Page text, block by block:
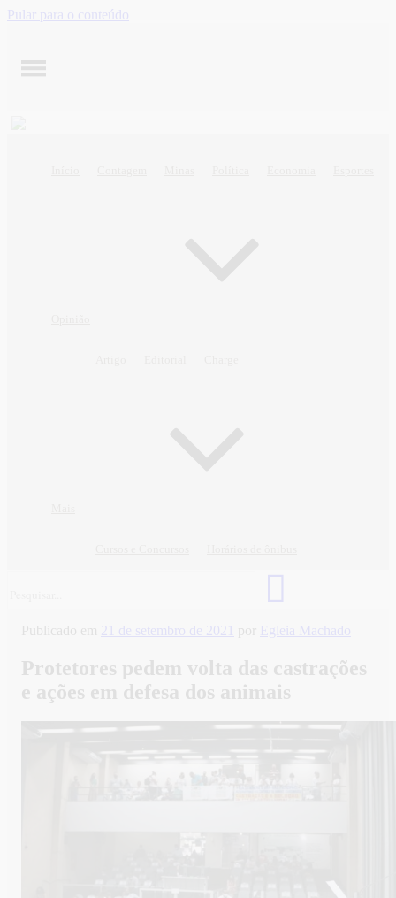
Pular para o conteúdo
Publicado em 21 de setembro de 2021 por Egleia Machado
Protetores pedem volta das castrações
e ações em defesa dos animais